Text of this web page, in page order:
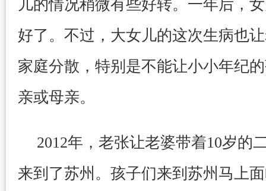
儿的情况稍微有些好转。一年后，
好了。不过，大女儿的这次生病也
家庭分散，特别是不能让小小年纪
亲或母亲。
2012年，老张让老婆带着10岁的
来到了苏州。孩子们来到苏州马上